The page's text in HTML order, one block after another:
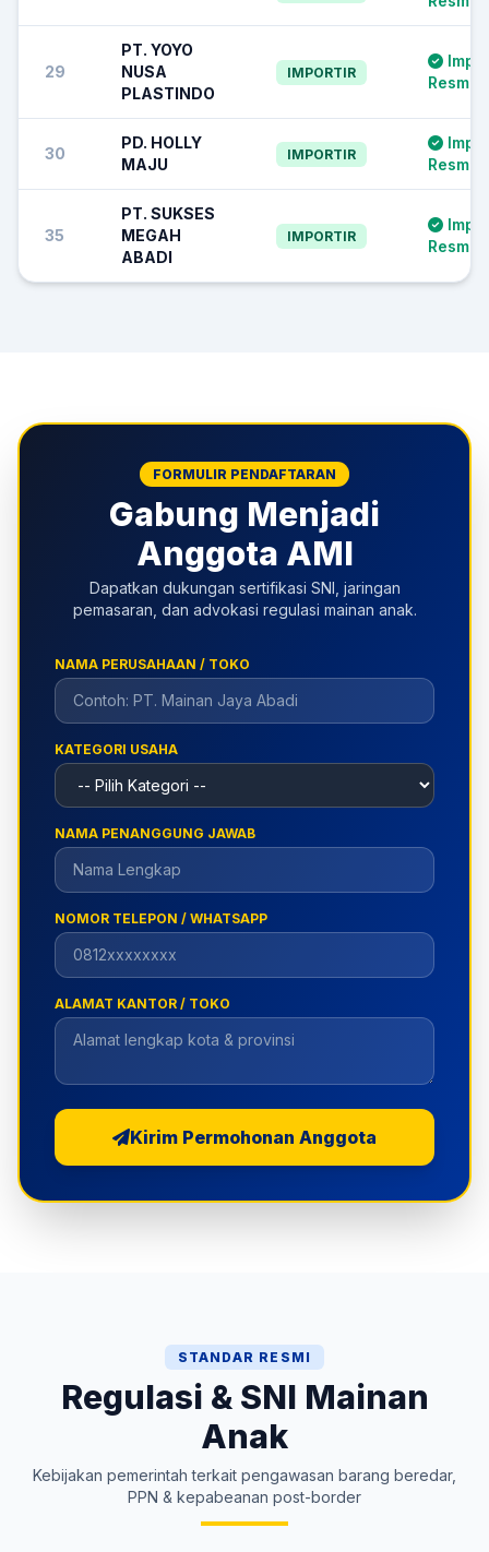
29
PT. YOYO
NUSA
PLASTINDO
IMPORTIR
Resmi
30
PD. HOLLY
MAJU
IMPORTIR
Resmi
35
PT. SUKSES
MEGAH
ABADI
IMPORTIR
Resmi
FORMULIR PENDAFTARAN
Gabung Menjadi
Anggota AMI
Dapatkan dukungan sertifikasi SNI, jaringan
pemasaran, dan advokasi regulasi mainan anak.
NAMA PERUSAHAAN / TOKO
KATEGORI USAHA
NAMA PENANGGUNG JAWAB
NOMOR TELEPON / WHATSAPP
ALAMAT KANTOR / TOKO
Kirim Permohonan Anggota
STANDAR RESMI
Regulasi & SNI Mainan
Anak
Kebijakan pemerintah terkait pengawasan barang beredar,
PPN & kepabeanan post-border